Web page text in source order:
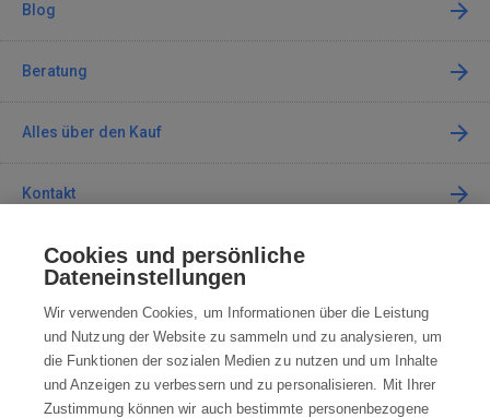
Blog
Beratung
Alles über den Kauf
Kontakt
Kontaktieren Sie uns
info@robotworld.de
+49 25 197 159 962 Mo-Fr 8:00—16:00 Uhr
ALLE KONTAKTE
Cookies und persönliche
Dateneinstellungen
Wir verwenden Cookies, um Informationen über die Leistung
und Nutzung der Website zu sammeln und zu analysieren, um
die Funktionen der sozialen Medien zu nutzen und um Inhalte
und Anzeigen zu verbessern und zu personalisieren. Mit Ihrer
Zustimmung können wir auch bestimmte personenbezogene